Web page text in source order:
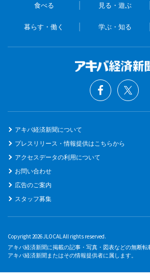
食べる 見る・遊ぶ
暮らす・働く 学ぶ・知る
アキバ経済新聞について
プレスリリース・情報提供はこちらから
アクセスデータの利用について
お問い合わせ
広告のご案内
スタッフ募集
Copyright 2026 JLOCAL All rights reserved.
アキバ経済新聞に掲載の記事・写真・図表などの無断
アキバ経済新聞またはその情報提供者に属します。